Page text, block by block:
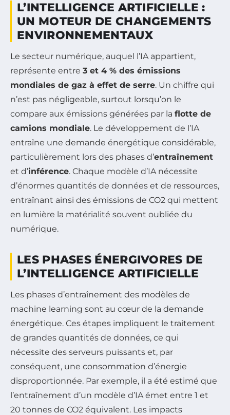
L’INTELLIGENCE ARTIFICIELLE :
UN MOTEUR DE CHANGEMENTS
ENVIRONNEMENTAUX
Le secteur numérique, auquel l’IA appartient,
représente entre 3 et 4 % des émissions
mondiales de gaz à effet de serre. Un chiffre qui
n’est pas négligeable, surtout lorsqu’on le
compare aux émissions générées par la flotte de
camions mondiale. Le développement de l’IA
entraîne une demande énergétique considérable,
particulièrement lors des phases d’entraînement
et d’inférence. Chaque modèle d’IA nécessite
d’énormes quantités de données et de ressources,
entraînant ainsi des émissions de CO2 qui mettent
en lumière la matérialité souvent oubliée du
numérique.
LES PHASES ÉNERGIVORES DE
L’INTELLIGENCE ARTIFICIELLE
Les phases d’entraînement des modèles de
machine learning sont au cœur de la demande
énergétique. Ces étapes impliquent le traitement
de grandes quantités de données, ce qui
nécessite des serveurs puissants et, par
conséquent, une consommation d’énergie
disproportionnée. Par exemple, il a été estimé que
l’entraînement d’un modèle d’IA émet entre 1 et
20 tonnes de CO2 équivalent. Les impacts